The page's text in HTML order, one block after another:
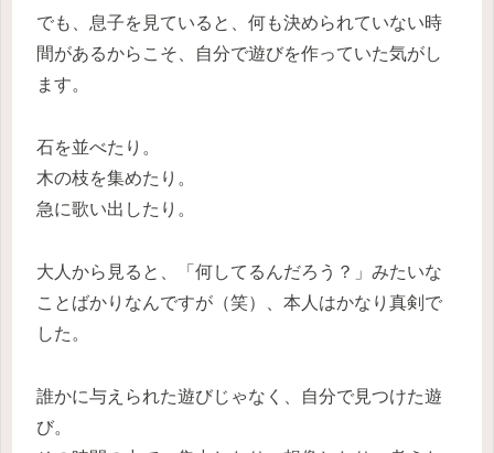
でも、息子を見ていると、何も決められていない時
間があるからこそ、自分で遊びを作っていた気がし
ます。
石を並べたり。
木の枝を集めたり。
急に歌い出したり。
大人から見ると、「何してるんだろう？」みたいな
ことばかりなんですが（笑）、本人はかなり真剣で
した。
誰かに与えられた遊びじゃなく、自分で見つけた遊
び。